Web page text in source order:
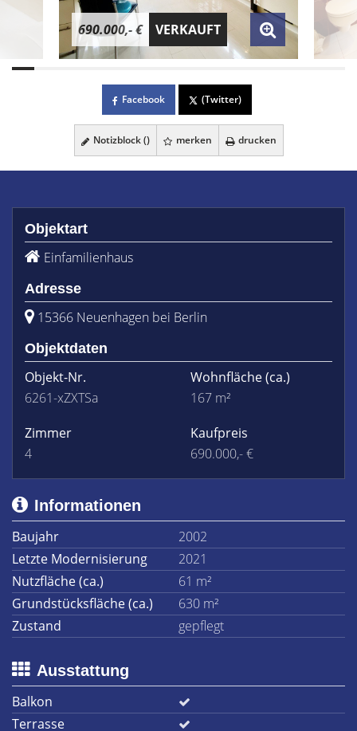
690.000,- € VERKAUFT
Facebook (Twitter)
Notizblock () merken drucken
Objektart
Einfamilienhaus
Adresse
15366 Neuenhagen bei Berlin
Objektdaten
Objekt-Nr.
6261-xZXTSa
Wohnfläche(ca.)
167 m²
Zimmer
4
Kaufpreis
690.000,- €
Informationen
Baujahr
2002
Letzte Modernisierung
2021
Nutzfläche (ca.)
61 m²
Grundstücksfläche (ca.)
630 m²
Zustand
gepflegt
Ausstattung
Balkon
Terrasse